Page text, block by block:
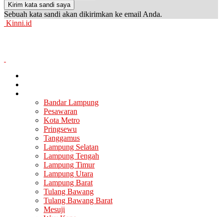
Sebuah kata sandi akan dikirimkan ke email Anda.
Kinni.id
Bandar Lampung
Pesawaran
Kota Metro
Pringsewu
Tanggamus
Lampung Selatan
Lampung Tengah
Lampung Timur
Lampung Utara
Lampung Barat
Tulang Bawang
Tulang Bawang Barat
Mesuji